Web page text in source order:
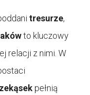
tresurze,
to kluczowy
relacji z nimi. W
pełnią